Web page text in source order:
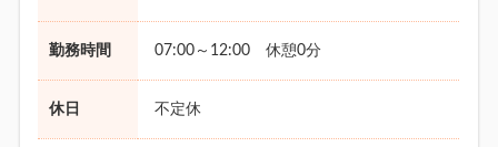
勤務時間 07:00～12:00 休憩0分
休日 不定休